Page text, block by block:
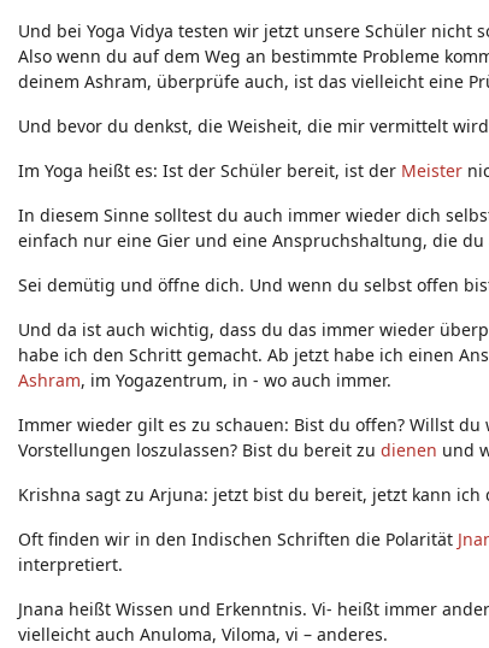
Und bei Yoga Vidya testen wir jetzt unsere Schüler nicht
Also wenn du auf dem Weg an bestimmte Probleme
deinem Ashram, überprüfe auch, ist das vielleicht eine
Und bevor du denkst, die Weisheit, die mir vermittelt
Im Yoga heißt es: Ist der Schüler bereit, ist der Meister
In diesem Sinne solltest du auch immer wieder dich
einfach nur eine Gier und eine Anspruchshaltung, die
Sei demütig und öffne dich. Und wenn du selbst offen
Und da ist auch wichtig, dass du das immer wieder
habe ich den Schritt gemacht. Ab jetzt habe ich einen
Ashram, im Yogazentrum, in - wo auch immer.
Immer wieder gilt es zu schauen: Bist du offen? Willst
Vorstellungen loszulassen? Bist du bereit zu dienen und
Krishna sagt zu Arjuna: jetzt bist du bereit, jetzt kann
Oft finden wir in den Indischen Schriften die Polarität
interpretiert.
Jnana heißt Wissen und Erkenntnis. Vi- heißt immer
vielleicht auch Anuloma, Viloma, vi – anderes.